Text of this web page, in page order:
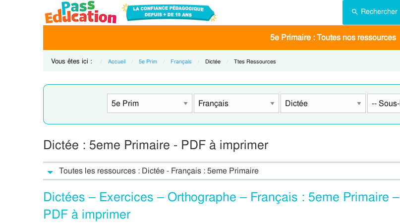
Rechercher
5e Primaire : Toutes nos ressources
Vous êtes ici : Accueil 5e Prim Français Current:
Dictée Current:
Ttes Ressources
Dictée : 5eme Primaire - PDF à imprimer
Toutes les ressources : Dictée - Français : 5eme Primaire
Dictées – Exercices – Orthographe – Français : 5eme Primaire –
PDF à imprimer